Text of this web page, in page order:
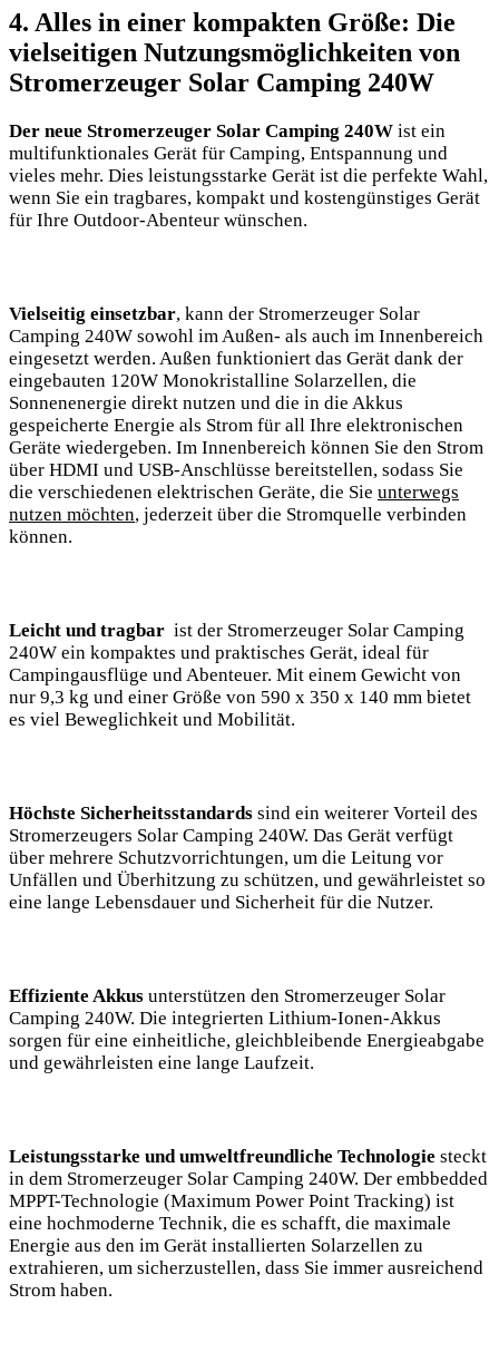
4. Alles in einer kompakten Größe: Die
vielseitigen⁤ Nutzungsmöglichkeiten von
Stromerzeuger Solar Camping ‌240W
Der ⁢neue Stromerzeuger⁤ Solar Camping 240W ist ein ​
multifunktionales⁢ Gerät für Camping,‌ Entspannung ⁤und
vieles mehr. Dies ​leistungsstarke‍ Gerät ist die perfekte Wahl,
wenn​ Sie⁢ ein tragbares, kompakt und kostengünstiges Gerät
⁢für Ihre Outdoor-Abenteur wünschen.⁢
Vielseitig einsetzbar, ‍kann der Stromerzeuger Solar
Camping 240W sowohl im Außen- ‍als auch im Innenbereich
eingesetzt werden. ⁢Außen ‌funktioniert das Gerät ⁢dank der
eingebauten 120W Monokristalline Solarzellen,‍ die
⁢Sonnenenergie direkt nutzen‌ und die in⁢ die Akkus
gespeicherte Energie als Strom für ⁣all Ihre elektronischen
Geräte ⁢wiedergeben. Im Innenbereich können Sie den Strom ​
über‍ HDMI und⁢ USB-Anschlüsse bereitstellen, sodass⁤ Sie‌
die verschiedenen elektrischen Geräte, die ‌Sie unterwegs
nutzen möchten, jederzeit über​ die Stromquelle verbinden
können.
Leicht ‍und ​tragbar ​ ist der Stromerzeuger Solar Camping
240W⁤ ein‌ kompaktes ⁣und‍ praktisches Gerät,‍ ideal für‌
Campingausflüge und Abenteuer. Mit einem Gewicht von
nur 9,3 kg und einer Größe von ‍590 x 350 x 140 mm bietet ​
es viel Beweglichkeit und Mobilität.
Höchste⁣ Sicherheitsstandards sind ein ⁤weiterer Vorteil des
Stromerzeugers Solar ‍Camping⁤ 240W. ⁣Das Gerät verfügt⁤
über mehrere‍ Schutzvorrichtungen, um die Leitung vor
‌Unfällen und Überhitzung ⁢zu ​schützen, und ​gewährleistet so
eine lange Lebensdauer und Sicherheit für die Nutzer.
Effiziente Akkus unterstützen den Stromerzeuger ⁢Solar
Camping 240W. ​Die⁢ integrierten Lithium-Ionen-Akkus
sorgen für eine ⁣einheitliche, gleichbleibende Energieabgabe
und gewährleisten eine lange Laufzeit.
Leistungsstarke und ⁤umweltfreundliche Technologie steckt
in dem Stromerzeuger Solar Camping ⁤240W. Der embbedded
MPPT-Technologie​ (Maximum ​Power Point Tracking) ist​
eine hochmoderne Technik,⁣ die es schafft, ‌die maximale
⁤Energie ​aus den im Gerät installierten Solarzellen ⁢zu
extrahieren, um sicherzustellen,⁤ dass ⁤Sie immer ausreichend
Strom haben.⁤